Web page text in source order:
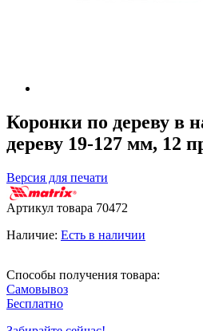
Коронки по дереву в
дереву 19-127 мм, 12
Версия для печати
Артикул товара 70472
Наличие: Есть в наличии
Способы получения товара:
Самовывоз
Бесплатно